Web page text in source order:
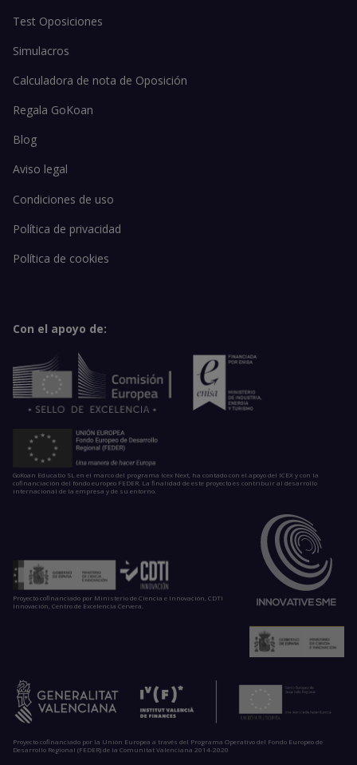
Test Oposiciones
Simulacros
Calculadora de nota de Oposición
Regala GoKoan
Blog
Aviso legal
Condiciones de uso
Política de privacidad
Política de cookies
Con el apoyo de:
GoKoan Educatio SL en el marco del programa Icex Next, ha contado con el apoyo del ICEX y con la
cofinanciación del fondo europeo FEDER. La finalidad de este proyecto es contribuir al desarrollo
internacional de la empresa y de su entorno.
Proyecto cofinanciado por Ministerio de Ciencia e Innovación, CDTI
Innovación, Centro de Excelencia Cervera.
Proyecto cofinanciado por la Unión Europea a través del Programa Operativo del Fondo Europeo de
Desarrollo Regional (FEDER) de la Comunitat Valenciana 2014-2020